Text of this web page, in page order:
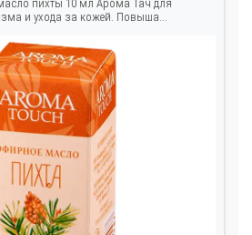
пихты 10 мл Арома Тач для
и ухода за кожей. Повыша...